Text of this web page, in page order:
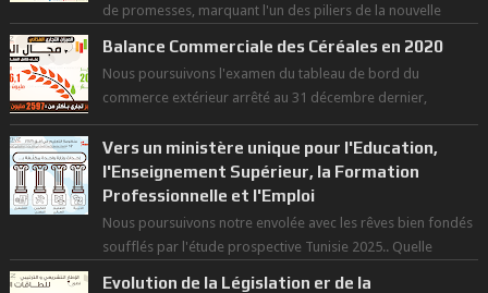
de promesses, marquant l'un des piliers de la nouvelle
Balance Commerciale des Céréales en 2020
Nous poursuivons l'examen du tableau de bord du
commerce extérieur arrêté au 31 décembre dernier,
rendant compte de nos prouesses et man...
Vers un ministère unique pour l'Education,
l'Enseignement Supérieur, la Formation
Professionnelle et l'Emploi
Nous poursuivons notre envolée avec les rêves bien fondés
soufflés par l'étude prospective Tunisie 2025.. Quelle
Evolution de la Législation er de la